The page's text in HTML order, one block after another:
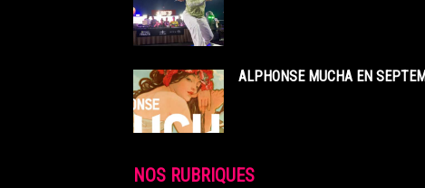
ALPHONSE MUCHA EN
NOS RUBRIQUES